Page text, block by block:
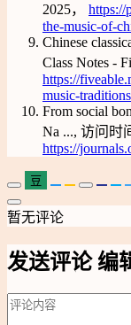
2025， https://
the-music-of-
Chinese
Class Notes -
https://
music-
From social
Na ..., 访问时
https://
豆
暂无评论
发送评论 编